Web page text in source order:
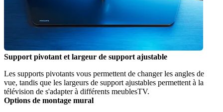
Support pivotant et largeur de support ajustable
Les supports pivotants vous permettent de changer les angles de
vue, tandis que les largeurs de support ajustables permettent à la
télévision de s'adapter à différents meublesTV.
Options de montage mural